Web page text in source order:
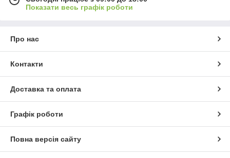
Показати весь графік роботи
Про нас
Контакти
Доставка та оплата
Графік роботи
Повна версія сайту